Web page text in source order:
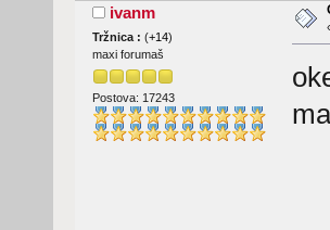
ivanm
Tržnica : (+14)
maxi forumaš
Postova: 17243